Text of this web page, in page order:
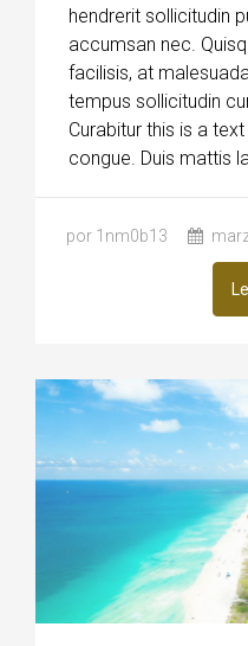
hendrerit sollicitudin
accumsan nec.
facilisis, at
tempus sollicitudin
Curabitur this is a
congue. Duis mattis
por 1nm0b13